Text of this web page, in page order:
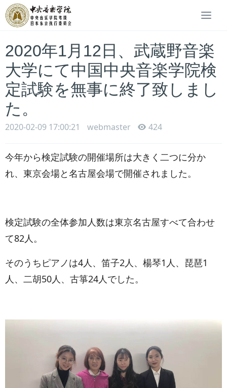
2020年1月12日、武蔵野音楽
大学にて中国中央音楽学院検
定試験を無事に終了致しまし
た。
2020-02-09 17:00:21 webmaster 424
今年から検定試験の開催場所は大きく二つに分か
れ、東京会場と名古屋会場で開催されました。
検定試験の全体参加人数は東京名古屋すべて合わせ
て82人。
そのうちピアノは4人、笛子2人、楊琴1 人、琵琶1
人、二胡50人、古箏24人でした。